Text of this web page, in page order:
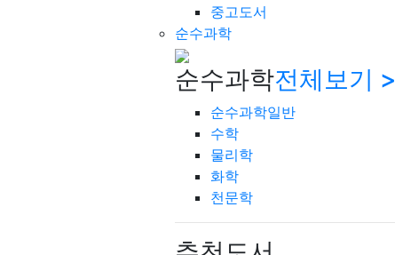
중고도서
순수과학
순수과학전체보기 >
순수과학일반
수학
물리학
화학
천문학